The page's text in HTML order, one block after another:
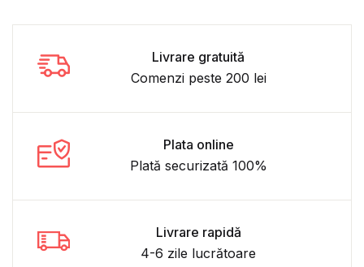
Livrare gratuită
Comenzi peste 200 lei
Plata online
Plată securizată 100%
Livrare rapidă
4-6 zile lucrătoare